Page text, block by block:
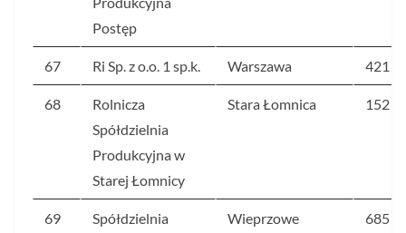
Postęp
67 Ri Sp. z o.o. 1 sp.k. Warszawa 421
68
Rolnicza
Spółdzielnia
Produkcyjna w
Starej Łomnicy
Stara Łomnica 152
69
Spółdzielnia
Wieprzowe
685